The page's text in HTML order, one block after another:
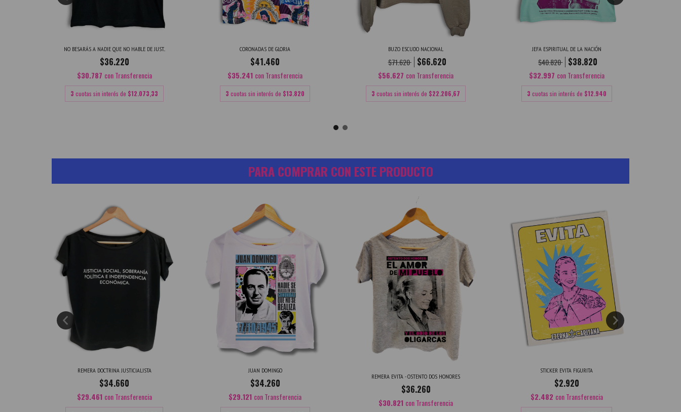
NO BESARÁS A NADIE QUE NO HABLE DE JUST...
$36.220
$30.787 con Transferencia
3 cuotas sin interés de $12.073,33
CORONADAS DE GLORIA
$41.460
$35.241 conTransferencia
3 cuotas sin interés de $13.820
BUZO ESCUDO NACIONAL
$71.620 $66.620
$56.627 conTransferencia
3 cuotas sin interés de $22.206,67
JEFA ESPIRITUAL DE LA NACIÓN
$40.820 $38.820
$32.997 con Transferencia
3 cuotas sin interés de $12.940
PARA COMPRAR CON ESTE PRODUCTO
REMERA DOCTRINA JUSTICIALISTA
$34.660
$29.461 con Transferencia
JUAN DOMINGO
$34.260
$29.121 conTransferencia
REMERA EVITA - OSTENTO DOS HONORES
$36.260
$30.821 conTransferencia
STICKER EVITA FIGURITA
$2.920
$2.482 con Transferencia